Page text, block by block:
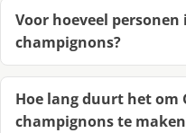
Voor hoeveel
champignons?
Hoe lang duurt het om
champignons te